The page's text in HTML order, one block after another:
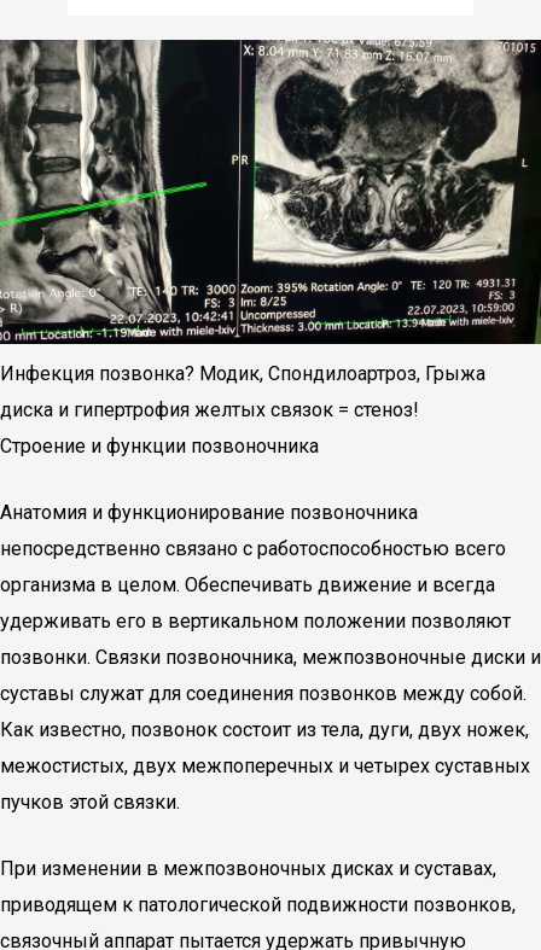
Инфекция позвонка? Модик, Спондилоартроз, Грыжа
диска и гипертрофия желтых связок = стеноз!
Строение и функции позвоночника
Анатомия и функционирование позвоночника
непосредственно связано с работоспособностью всего
организма в целом. Обеспечивать движение и всегда
удерживать его в вертикальном положении позволяют
позвонки. Связки позвоночника, межпозвоночные диски и
суставы служат для соединения позвонков между собой.
Как известно, позвонок состоит из тела, дуги, двух ножек,
межостистых, двух межпоперечных и четырех суставных
пучков этой связки.
При изменении в межпозвоночных дисках и суставах,
приводящем к патологической подвижности позвонков,
связочный аппарат пытается удержать привычную